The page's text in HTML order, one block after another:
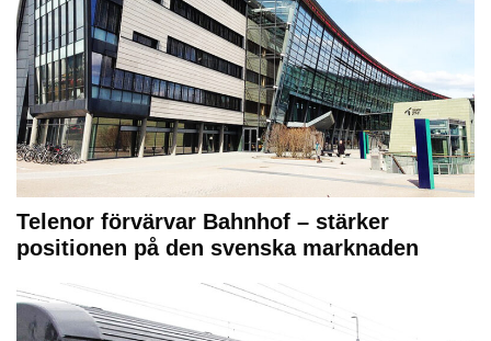
Telenor förvärvar Bahnhof – stärker
positionen på den svenska marknaden